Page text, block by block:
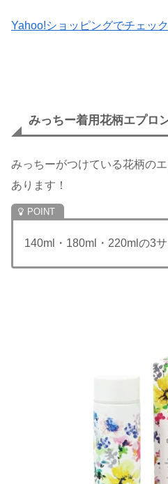
Yahoo!ショッピングでチェッ
みっちー着用花柄エプロ
みっちーがつけている花柄の
あります！
140ml・180ml・220mlの3